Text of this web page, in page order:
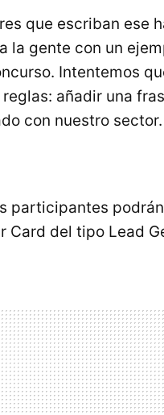
que escriban ese
la gente con un
Intentemos
añadir una
con nuestro sector.
participantes
Card del tipo Lead